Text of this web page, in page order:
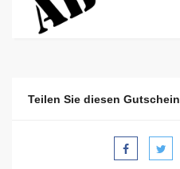
Teilen Sie diesen Gutschein